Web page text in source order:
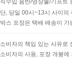
직수입 음반/영상물/기프트
단, 당일 00시~13시 사이의
박스 포장은 택배 배송이
소비자의 책임 있는 사유로
소비자의 사용, 포장 개봉